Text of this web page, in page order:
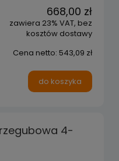
668,00 zł
zawiera 23% VAT, bez
kosztów dostawy
Cena netto: 543,09 zł
do koszyka
4-